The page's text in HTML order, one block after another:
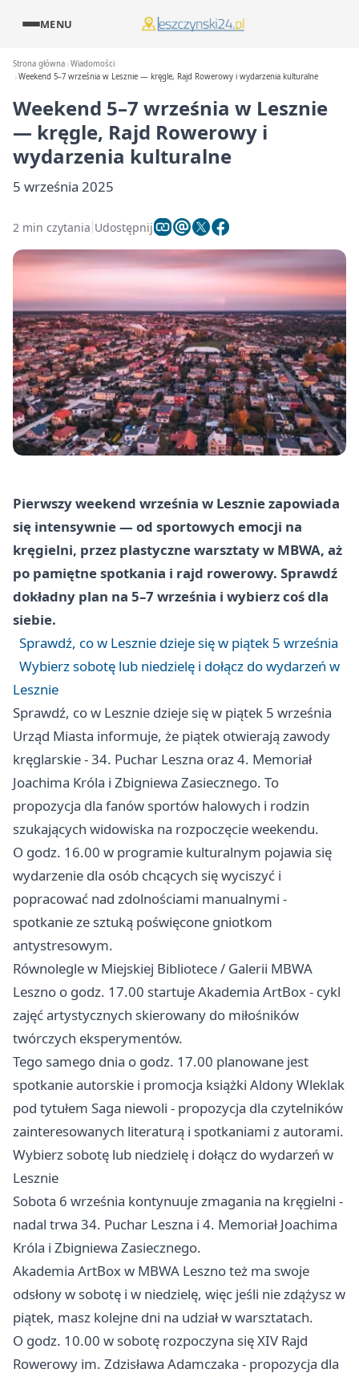
MENU
Strona główna Wiadomości
Weekend 5–7 września w Lesznie — kręgle, Rajd Rowerowy i wydarzenia kulturalne
Weekend 5–7 września w Lesznie
— kręgle, Rajd Rowerowy i
wydarzenia kulturalne
5 września 2025
2 min czytania Udostępnij
Pierwszy weekend września w Lesznie zapowiada
się intensywnie — od sportowych emocji na
kręgielni, przez plastyczne warsztaty w MBWA, aż
po pamiętne spotkania i rajd rowerowy. Sprawdź
dokładny plan na 5–7 września i wybierz coś dla
siebie.
Sprawdź, co w Lesznie dzieje się w piątek 5 września
Wybierz sobotę lub niedzielę i dołącz do wydarzeń w
Lesznie
Sprawdź, co w Lesznie dzieje się w piątek 5 września
Urząd Miasta informuje, że piątek otwierają zawody
kręglarskie - 34. Puchar Leszna oraz 4. Memoriał
Joachima Króla i Zbigniewa Zasiecznego. To
propozycja dla fanów sportów halowych i rodzin
szukających widowiska na rozpoczęcie weekendu.
O godz. 16.00 w programie kulturalnym pojawia się
wydarzenie dla osób chcących się wyciszyć i
popracować nad zdolnościami manualnymi -
spotkanie ze sztuką poświęcone gniotkom
antystresowym.
Równolegle w Miejskiej Bibliotece / Galerii MBWA
Leszno o godz. 17.00 startuje Akademia ArtBox - cykl
zajęć artystycznych skierowany do miłośników
twórczych eksperymentów.
Tego samego dnia o godz. 17.00 planowane jest
spotkanie autorskie i promocja książki Aldony Wleklak
pod tytułem Saga niewoli - propozycja dla czytelników
zainteresowanych literaturą i spotkaniami z autorami.
Wybierz sobotę lub niedzielę i dołącz do wydarzeń w
Lesznie
Sobota 6 września kontynuuje zmagania na kręgielni -
nadal trwa 34. Puchar Leszna i 4. Memoriał Joachima
Króla i Zbigniewa Zasiecznego.
Akademia ArtBox w MBWA Leszno też ma swoje
odsłony w sobotę i w niedzielę, więc jeśli nie zdążysz w
piątek, masz kolejne dni na udział w warsztatach.
O godz. 10.00 w sobotę rozpoczyna się XIV Rajd
Rowerowy im. Zdzisława Adamczaka - propozycja dla